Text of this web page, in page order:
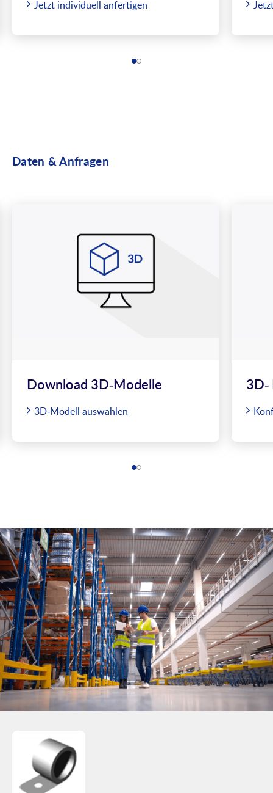
Jetzt individuell anfertigen
Daten & Anfragen
Download 3D-Modelle
3D-Modell auswählen
3D-